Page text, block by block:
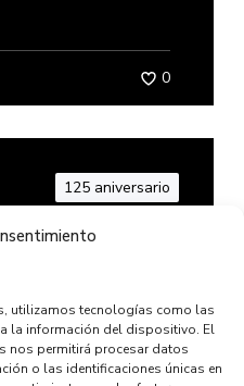
utilizamos tecnologías como las
la información del dispositivo. El
nos permitirá procesar datos
o las identificaciones únicas en
0
125 aniversario